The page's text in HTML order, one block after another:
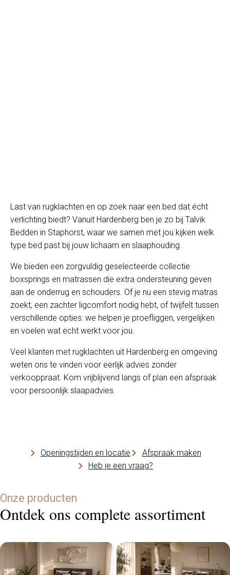
Last van rugklachten en op zoek naar een bed dat écht
verlichting biedt? Vanuit Hardenberg ben je zo bij Talvik
Bedden in Staphorst, waar we samen met jou kijken welk
type bed past bij jouw lichaam en slaaphouding.
We bieden een zorgvuldig geselecteerde collectie
boxsprings en matrassen die extra ondersteuning geven
aan de onderrug en schouders. Of je nu een stevig matras
zoekt, een zachter ligcomfort nodig hebt, of twijfelt tussen
verschillende opties: we helpen je proefliggen, vergelijken
en voelen wat echt werkt voor jou.
Veel klanten met rugklachten uit Hardenberg en omgeving
weten ons te vinden voor eerlijk advies zonder
verkooppraat. Kom vrijblijvend langs of plan een afspraak
voor persoonlijk slaapadvies.
Openingstijden en locatie
Afspraak maken
Heb je een vraag?
Onze producten
Ontdek ons complete assortiment